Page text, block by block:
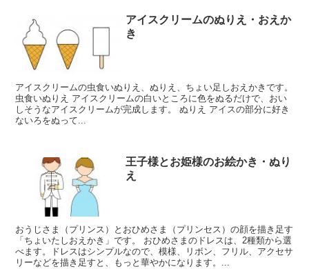
アイスクリームのぬりえ・おえか
き
アイスクリームの虫食いぬりえ、ぬりえ、ちょい足しおえかきです。
虫食いぬりえ アイスクリームの白いところに色をぬるだけで、おい
しそうなアイスクリームが完成します。 ぬりえ アイスの部分に好き
ないろをぬって...
王子様とお姫様のお絵かき・ぬり
え
おうじさま（プリンス）とおひめさま（プリンセス）の顔を描き足す
「ちょいたしおえかき」です。 おひめさまのドレスは、2種類から選
べます。ドレスはシンプルなので、模様、リボン、フリル、アクセサ
リーなどを描き足すと、もっと華やかになります。...